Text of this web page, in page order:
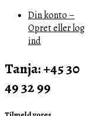
Din konto –
Opret eller log
ind
Tanja: +45 30
49 32 99